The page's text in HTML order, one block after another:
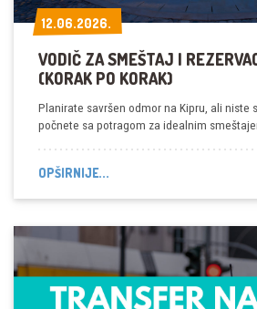
12.06.2026.
12.06.2026.
VODIČ ZA SMEŠTAJ I
(KORAK PO KORAK)
Planirate savršen odmor na Kipru, ali niste
počnete sa potragom za idealnim
OPŠIRNIJE...